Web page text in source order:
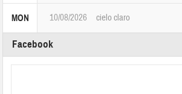
MON 10/08/2026 cielo claro
Facebook